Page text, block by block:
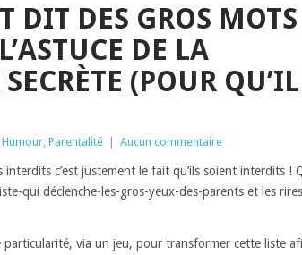
DIT DES GROS
DE LA
(POUR QU’IL
Humour Parentalité Aucun commentaire
c’est justement le fait qu’ils soient interdits !
qui déclenche-les-gros-yeux-des-parents et les
via un jeu, pour transformer cette liste